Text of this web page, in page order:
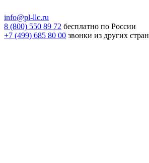
info@pl-llc.ru
8 (800) 550 89 72 бесплатно по России
+7 (499) 685 80 00 звонки из других стран